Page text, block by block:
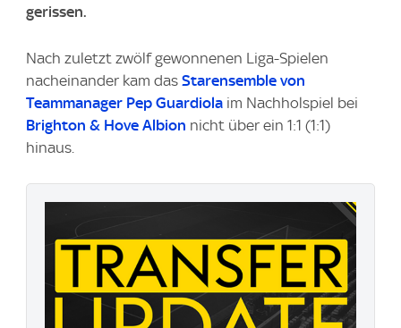
gerissen.
Nach zuletzt zwölf gewonnenen Liga-Spielen
nacheinander kam das Starensemble von
Teammanager Pep Guardiola im Nachholspiel bei
Brighton & Hove Albion nicht über ein 1:1 (1:1)
hinaus.